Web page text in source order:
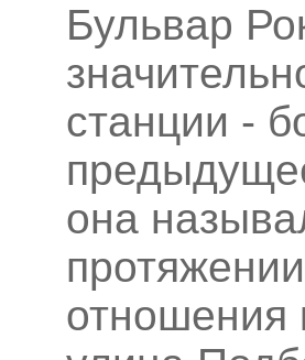
Бульвар
станции -
она
отношения